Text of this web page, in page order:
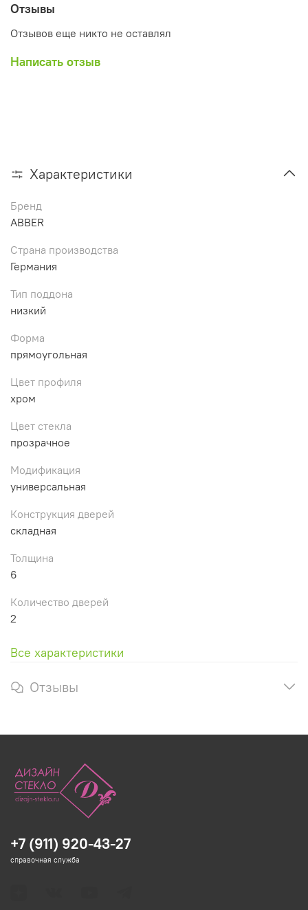
Отзывы
Отзывов еще никто не оставлял
Написать отзыв
Характеристики
Бренд
ABBER
Страна производства
Германия
Тип поддона
низкий
Форма
прямоугольная
Цвет профиля
хром
Цвет стекла
прозрачное
Модификация
универсальная
Конструкция дверей
складная
Толщина
6
Количество дверей
2
Все характеристики
Отзывы
+7 (911) 920-43-27
справочная служба